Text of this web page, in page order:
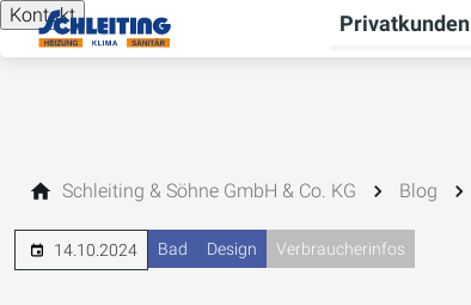
Kontakt Privatkunden
Schleiting & Söhne GmbH & Co. KG Blog
14.10.2024 Bad Design Verbraucherinfos